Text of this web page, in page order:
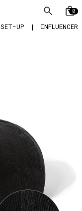
0
SET-UP | INFLUENCER